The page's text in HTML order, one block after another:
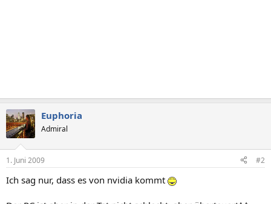
Euphoria
Admiral
1. Juni 2009 #2
Ich sag nur, dass es von nvidia kommt